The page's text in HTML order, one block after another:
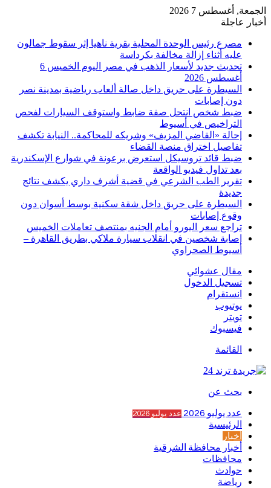
الجمعة, أغسطس 7 2026
أخبار عاجلة
مصرع رئيس الوحدة المحلية بقرية ناهيا إثر سقوط جمالون
عليه أثناء إزالة مخالفة بكرداسة
تحديث جديد لأسعار الذهب في مصر اليوم الخميس 6
أغسطس 2026
السيطرة على حريق داخل صالة ألعاب رياضية بمدينة نصر
دون إصابات
ضبط شخص انتحل صفة ضابط واستوقف السيارات لفحص
التراخيص في أسيوط
إحالة «القاضي المزيف» وشريكه للمحاكمة.. النيابة تكشف
تفاصيل اختراق منصة القضاء
ضبط قائد تروسيكل استعرض برعونة في شوارع الإسكندرية
بعد تداول فيديو الواقعة
تقرير الطب الشرعي في قضية أشرف داري يكشف نتائج
جديدة
السيطرة على حريق داخل شقة سكنية بوسط أسوان دون
وقوع إصابات
تراجع سعر اليورو أمام الجنيه بمنتصف تعاملات الخميس
إصابة شخصين في انقلاب سيارة ملاكي بطريق القاهرة –
أسيوط الصحراوي
مقال عشوائي
تسجيل الدخول
انستقرام
يوتيوب
تويتر
فيسبوك
القائمة
بحث عن
عدد يوليو 2026 عدد يوليو 2026
الرئيسية
أخبار
أخبار محافظة الشرقية
محافظات
حوادث
رياضة